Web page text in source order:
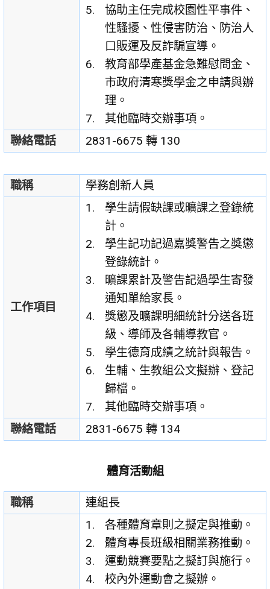
協助主任完成校園性平事件、
性騷擾、性侵害防治、防治人
口販運及反詐騙宣導。
教育部學產基金急難慰問金、
市政府清寒獎學金之申請與辦
理。
其他臨時交辦事項。
聯絡電話
2831-6675 轉 130
職稱 學務創新人員
工作項目
學生請假缺課或曠課之登錄統
計。
學生記功記過嘉獎警告之獎懲
登錄統計。
曠課累計及警告記過學生寄發
通知單給家長。
獎懲及曠課明細統計分送各班
級、導師及各輔導教官。
學生德育成績之統計與報告。
生輔、生教組公文擬辦、登記
歸檔。
其他臨時交辦事項。
聯絡電話
2831-6675 轉 134
體育活動組
職稱
連組長
各種體育章則之擬定與推動。
體育專長班級相關業務推動。
運動競賽要點之擬訂與施行。
校內外運動會之擬辦。